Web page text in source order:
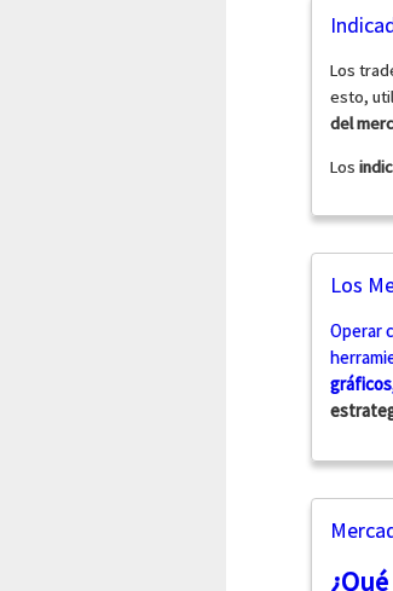
Los
esto,
del
Los
Los
Operar